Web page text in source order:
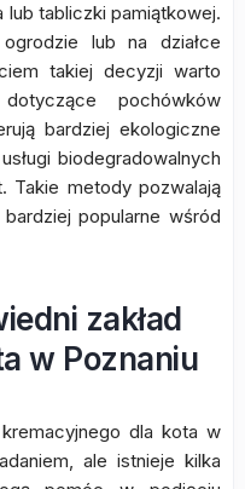
tabliczki pamiątkowej.
lub na działce
takiej decyzji warto
pochówków
bardziej ekologiczne
biodegradowalnych
Takie metody pozwalają
popularne wśród
zakład
w Poznaniu
dla kota w
ale istnieje kilka